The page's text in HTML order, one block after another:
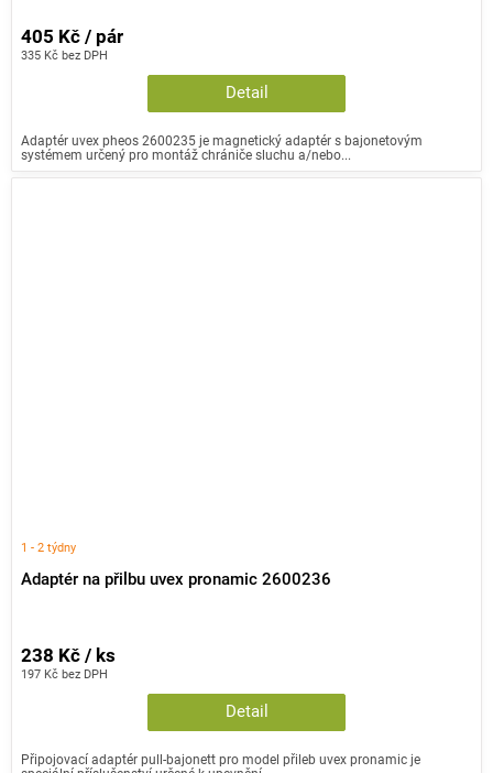
335 Kč bez DPH
405 Kč / pár
Detail
Adaptér uvex pheos 2600235 je magnetický adaptér s bajonetovým
systémem určený pro montáž chrániče sluchu a/nebo...
Adaptér na přilbu uvex pronamic 2600236
1 - 2 týdny
197 Kč bez DPH
238 Kč / ks
Detail
Připojovací adaptér pull-bajonett pro model přileb uvex pronamic je